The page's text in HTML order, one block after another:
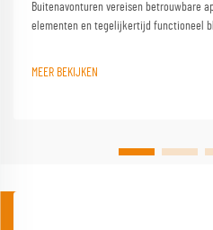
Buitenavonturen vereisen betrouwbare
elementen en tegelijkertijd functioneel
MEER BEKIJKEN